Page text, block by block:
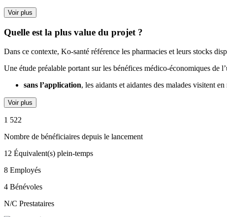
Voir plus
Quelle est la plus value du projet ?
Dans ce contexte, Ko-santé référence les pharmacies et leurs stocks
Une étude préalable portant sur les bénéfices médico-économiques de
sans l’application, les aidants et aidantes des malades visitent
Voir plus
1 522
Nombre de bénéficiaires depuis le lancement
12 Équivalent(s) plein-temps
8 Employés
4 Bénévoles
N/C Prestataires